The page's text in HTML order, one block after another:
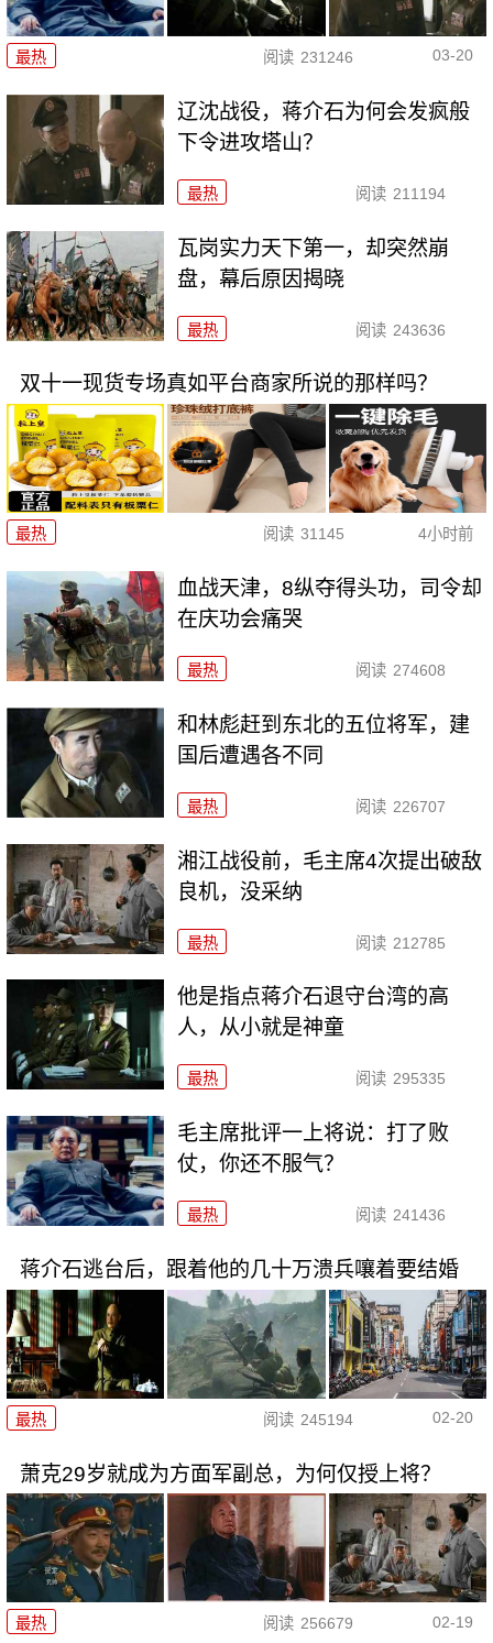
最热 阅读 231246 03-20
辽沈战役，蒋介石为何会发疯般
下令进攻塔山？
最热 阅读 211194
瓦岗实力天下第一，却突然崩
盘，幕后原因揭晓
最热 阅读 243636
双十一现货专场真如平台商家所说的那样吗？
最热 阅读 31145 4小时前
血战天津，8纵夺得头功，司令却
在庆功会痛哭
最热 阅读 274608
和林彪赶到东北的五位将军，建
国后遭遇各不同
最热 阅读 226707
湘江战役前，毛主席4次提出破敌
良机，没采纳
最热 阅读 212785
他是指点蒋介石退守台湾的高
人，从小就是神童
最热 阅读 295335
毛主席批评一上将说：打了败
仗，你还不服气？
最热 阅读 241436
蒋介石逃台后，跟着他的几十万溃兵嚷着要结婚
最热 阅读 245194 02-20
萧克29岁就成为方面军副总，为何仅授上将？
最热 阅读 256679 02-19